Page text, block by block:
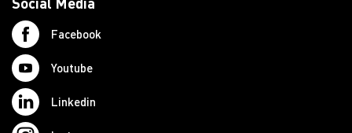
Facebook
Youtube
Linkedin